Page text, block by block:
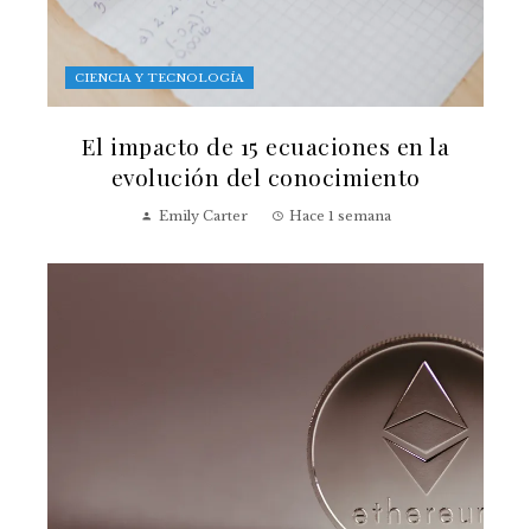
CIENCIA Y TECNOLOGÍA
El impacto de 15 ecuaciones en la
evolución del conocimiento
Emily Carter Hace 1 semana